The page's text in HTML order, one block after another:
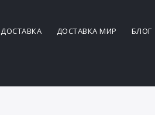
ДОСТАВКА ДОСТАВКА МИР БЛОГ